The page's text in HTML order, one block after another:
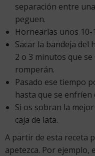
separación entre
peguen.
Hornearlas unos
Sacar la bandeja del
2 o 3 minutos que
romperán.
Pasado ese tiempo
hasta que se enfríen
Si os sobran la
caja de lata.
A partir de esta receta
apetezca. Por ejemplo,